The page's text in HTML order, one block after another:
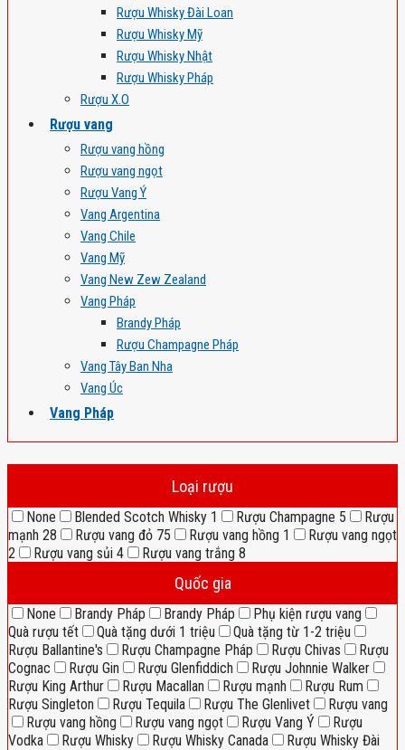
Rượu Whisky Đài Loan
Rượu Whisky Mỹ
Rượu Whisky Nhật
Rượu Whisky Pháp
Rượu X.O
Rượu vang
Rượu vang hồng
Rượu vang ngọt
Rượu Vang Ý
Vang Argentina
Vang Chile
Vang Mỹ
Vang New Zew Zealand
Vang Pháp
Brandy Pháp
Rượu Champagne Pháp
Vang Tây Ban Nha
Vang Úc
Vang Pháp
Loại rượu
None Blended Scotch Whisky 1 Rượu Champagne 5
Rượu
mạnh 28 Rượu vang đỏ 75 Rượu vang hồng 1
Rượu vang ngọt
2
Rượu vang sủi 4 Rượu vang trắng 8
Quốc gia
None Brandy Pháp Brandy Pháp
Phụ kiện rượu vang
Quà rượu tết
Quà tặng dưới 1 triệu
Quà tặng từ 1-2 triệu
Rượu Ballantine's
Rượu Champagne Pháp Rượu Chivas
Rượu
Cognac
Rượu Gin Rượu Glenfiddich
Rượu Johnnie Walker
Rượu King Arthur
Rượu Macallan Rượu mạnh
Rượu Rum
Rượu Singleton
Rượu Tequila Rượu The Glenlivet
Rượu vang
Rượu vang hồng
Rượu vang ngọt Rượu Vang Ý
Rượu
Vodka
Rượu Whisky Rượu Whisky Canada Rượu Whisky Đài